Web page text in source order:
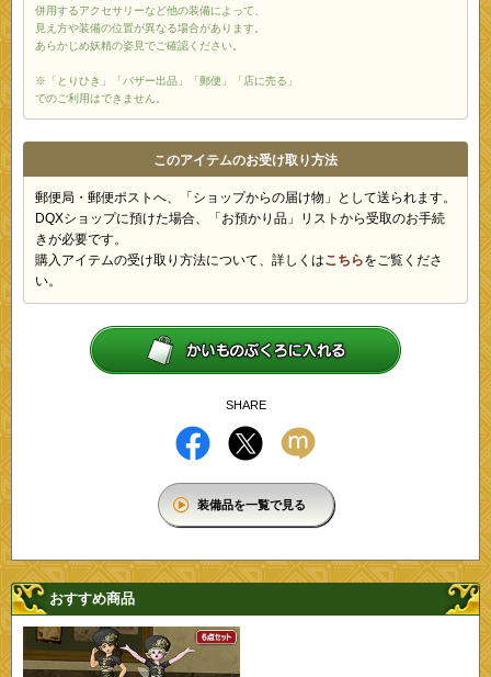
併用するアクセサリーなど他の装備によって、
見え方や装備の位置が異なる場合があります。
あらかじめ妖精の姿見でご確認ください。
※「とりひき」「バザー出品」「郵便」「店に売る」
でのご利用はできません。
このアイテムのお受け取り方法
郵便局・郵便ポストへ、「ショップからの届け物」として送られます。
DQXショップに預けた場合、「お預かり品」リストから受取のお手続
きが必要です。
購入アイテムの受け取り方法について、詳しくはこちらをご覧くださ
い。
SHARE
装備品を一覧で見る
おすすめ商品